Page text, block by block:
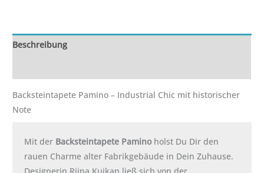
Beschreibung
Backsteintapete Pamino – Industrial Chic mit historischer
Note
Mit der Backsteintapete Paminoholst Du Dir den
rauen Charme alter Fabrikgebäude in Dein Zuhause.